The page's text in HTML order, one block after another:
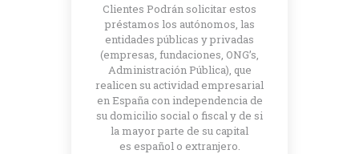
Clientes Podrán solicitar estos
préstamos los autónomos, las
entidades públicas y privadas
(empresas, fundaciones, ONG’s,
Administración Pública), que
realicen su actividad empresarial
en España con independencia de
su domicilio social o fiscal y de si
la mayor parte de su capital
es español o extranjero.